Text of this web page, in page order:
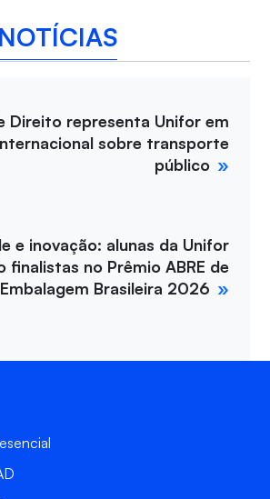
Direito representa Unifor em
sobre transporte
público
e inovação: alunas da Unifor
finalistas no Prêmio ABRE de
Embalagem Brasileira 2026